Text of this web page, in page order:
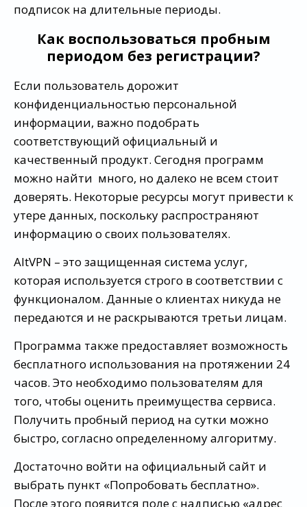
подписок на длительные периоды.
Как воспользоваться пробным
периодом без регистрации?
Если пользователь дорожит
конфиденциальностью персональной
информации, важно подобрать
соответствующий официальный и
качественный продукт. Сегодня программ
можно найти много, но далеко не всем стоит
доверять. Некоторые ресурсы могут привести к
утере данных, поскольку распространяют
информацию о своих пользователях.
AltVPN – это защищенная система услуг,
которая используется строго в соответствии с
функционалом. Данные о клиентах никуда не
передаются и не раскрываются третьи лицам.
Программа также предоставляет возможность
бесплатного использования на протяжении 24
часов. Это необходимо пользователям для
того, чтобы оценить преимущества сервиса.
Получить пробный период на сутки можно
быстро, согласно определенному алгоритму.
Достаточно войти на официальный сайт и
выбрать пункт «Попробовать бесплатно».
После этого появится поле с надписью «адрес